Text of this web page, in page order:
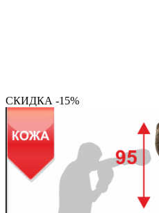
СКИДКА -15%